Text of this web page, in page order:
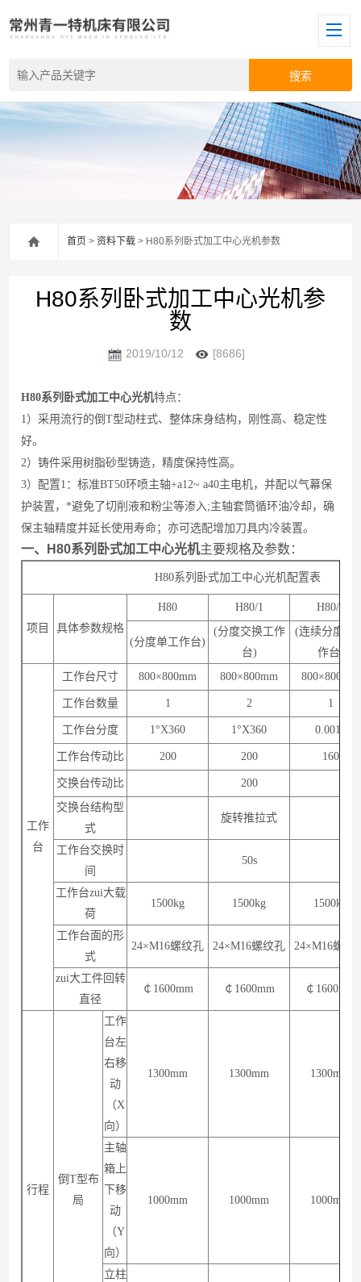
首页 >资料下载 > H80系列卧式加工中心光机参数
H80系列卧式加工中心光机参
数
2019/10/12 [8686]
H80系列卧式加工中心光机特点：
1）采用流行的倒T型动柱式、整体床身结构，刚性高、稳定性
好。
2）铸件采用树脂砂型铸造，精度保持性高。
3）配置1：标准BT50环喷主轴+a12~ a40主电机，并配以气幕保
护装置，*避免了切削液和粉尘等渗入;主轴套筒循环油冷却，确
保主轴精度并延长使用寿命；亦可选配增加刀具内冷装置。
一、H80系列卧式加工中心光机主要规格及参数：
H80系列卧式加工中心光机配置表
项目 具体参数规格
H80 H80/1 H80/2
(分度单工作台)
(分度交换工作
台)
(连续分度单
作台)
工作
台
工作台尺寸 800×800mm 800×800mm 800×800mm
工作台数量 1 2 1
工作台分度 1°X360 1°X360 0.001°
工作台传动比 200 200 160
交换台传动比
200
交换台结构型
式
旋转推拉式
工作台交换时
间
50s
工作台zui大载
荷
1500kg 1500kg 1500kg
工作台面的形
式
24×M16螺纹孔 24×M16螺纹孔 24×M16螺纹
zui大工件回转
直径
￠1600mm ￠1600mm ￠1600mm
行程
倒T型布
局
工作
台左
右移
动
（X
向）
1300mm 1300mm 1300mm
主轴
箱上
下移
动
（Y
向）
1000mm 1000mm 1000mm
立柱